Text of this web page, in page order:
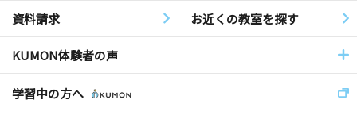
資料請求 お近くの教室を探す
KUMON体験者の声
学習中の方へ